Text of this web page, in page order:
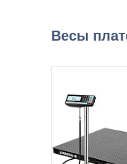
Весы